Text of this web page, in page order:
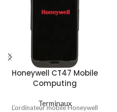
Honeywell CT47 Mobile
Computing
Terminaux
L’ordinateur mobile Honeywell